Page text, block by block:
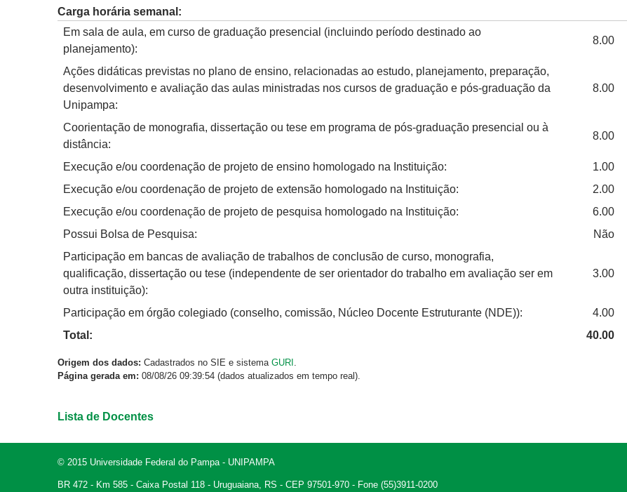
Carga horária semanal:
Em sala de aula, em curso de graduação presencial (incluindo período destinado ao
planejamento):
8.00
Ações didáticas previstas no plano de ensino, relacionadas ao estudo, planejamento, preparação,
desenvolvimento e avaliação das aulas ministradas nos cursos de graduação e pós-graduação da
Unipampa:
8.00
Coorientação de monografia, dissertação ou tese em programa de pós-graduação presencial ou à
distância:
8.00
Execução e/ou coordenação de projeto de ensino homologado na Instituição:
1.00
Execução e/ou coordenação de projeto de extensão homologado na Instituição:
2.00
Execução e/ou coordenação de projeto de pesquisa homologado na Instituição:
6.00
Possui Bolsa de Pesquisa:
Não
Participação em bancas de avaliação de trabalhos de conclusão de curso, monografia,
qualificação, dissertação ou tese (independente de ser orientador do trabalho em avaliação ser em
outra instituição):
3.00
Participação em órgão colegiado (conselho, comissão, Núcleo Docente Estruturante (NDE)):
4.00
Total:
40.00
Origem dos dados: Cadastrados no SIE e sistema GURI
Página gerada em: 08/08/26 09:39:54 (dados atualizados em tempo real).
Lista de Docentes
© 2015 Universidade Federal do Pampa - UNIPAMPA
BR 472 - Km 585 - Caixa Postal 118 - Uruguaiana, RS - CEP 97501-970 - Fone (55)3911-0200